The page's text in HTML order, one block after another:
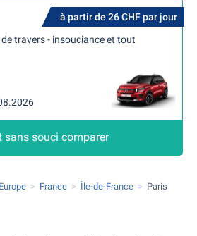
à partir de 26 CHF par jour
travers - insouciance et tout
sans souci comparer
Europe France Île-de-France Paris